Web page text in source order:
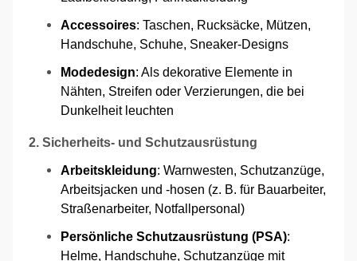
Accessoires: Taschen, Rucksäcke, Mützen,
Handschuhe, Schuhe, Sneaker-Designs
Modedesign: Als dekorative Elemente in
Nähten, Streifen oder Verzierungen, die bei
Dunkelheit leuchten
2. Sicherheits- und Schutzausrüstung
Arbeitskleidung: Warnwesten, Schutzanzüge,
Arbeitsjacken und -hosen (z. B. für Bauarbeiter,
Straßenarbeiter, Notfallpersonal)
Persönliche Schutzausrüstung (PSA):
Helme, Handschuhe, Schutzanzüge mit